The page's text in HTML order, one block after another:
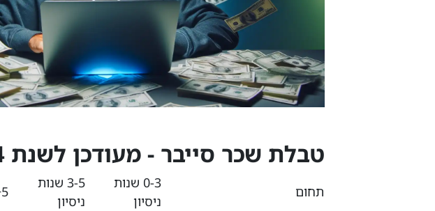
טבלת שכר סייבר - מעודכן לשנת 2024
תחום
0-3 שנות
ניסיון
3-5 שנות
ניסיון
5+ שנות ניסיון